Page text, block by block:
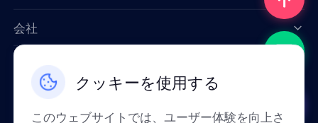
クッキーを使用する
このウェブサイトでは、ユーザー体験を向上さ
会社
Email: support@smartproxy.org